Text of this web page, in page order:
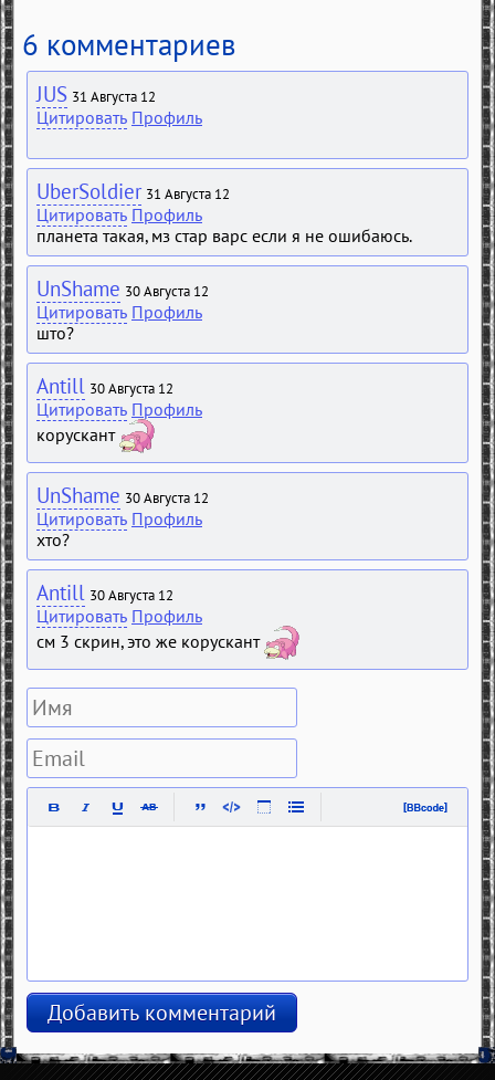
6 комментариев
JUS 31 Августа 12
Цитировать Профиль
UberSoldier 31 Августа 12
Цитировать Профиль
планета такая, мз стар варс если я не ошибаюсь.
UnShame 30 Августа 12
Цитировать Профиль
што?
Antill 30 Августа 12
Цитировать Профиль
корускант
UnShame 30 Августа 12
Цитировать Профиль
хто?
Antill 30 Августа 12
Цитировать Профиль
см 3 скрин, это же корускант